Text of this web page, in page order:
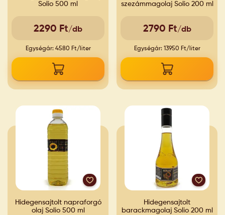
Solio 500 ml
2290 Ft/db
Egységár: 4580 Ft/liter
szezámmagolaj Solio 200 ml
2790 Ft/db
Egységár: 13950 Ft/liter
Hidegensajtolt napraforgó
olaj Solio 500 ml
Hidegensajtolt
barackmagolaj Solio 200 ml